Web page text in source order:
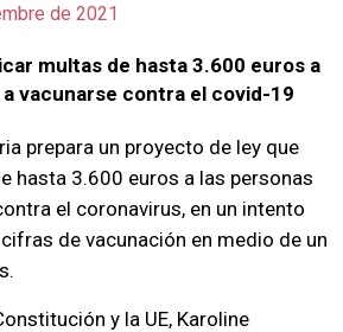
de 2021
multas de hasta 3.600 euros a
vacunarse contra el covid-19
prepara un proyecto de ley que
hasta 3.600 euros a las personas
el coronavirus, en un intento
de vacunación en medio de un
y la UE, Karoline